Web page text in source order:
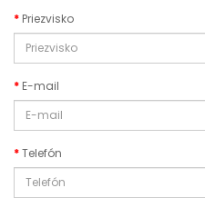
Priezvisko
E-mail
Telefón